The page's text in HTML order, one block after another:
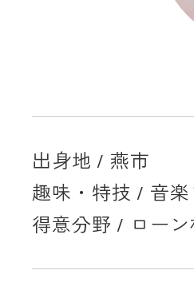
出身地 / 燕市
趣味・特技 / 音
得意分野 / ロー